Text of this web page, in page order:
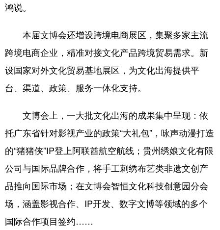
鸿说。
本届文博会还增设跨境电商展区，集聚多家主流
跨境电商企业，精准对接文化产品跨境贸易需求。新
设国家对外文化贸易基地展区，为文化出海提供平
台、渠道、政策、服务一体化支持。
文博会上，一大批文化出海的成果集中呈现：依
托广东省针对影视产业的政策“大礼包”，咏声动漫打造
的“猪猪侠”IP登上阿联酋航空航线；贵州绣娘文化有限
公司与国际品牌合作，将手工刺绣布艺类非遗文创产
品推向国际市场；在文博会智恒文化科技创意园分会
场，涵盖影视合作、IP开发、数字文博等领域的多个
国际合作项目签约……